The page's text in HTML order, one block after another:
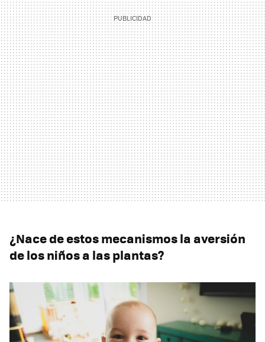
¿Nace de estos mecanismos la aversión
de los niños a las plantas?